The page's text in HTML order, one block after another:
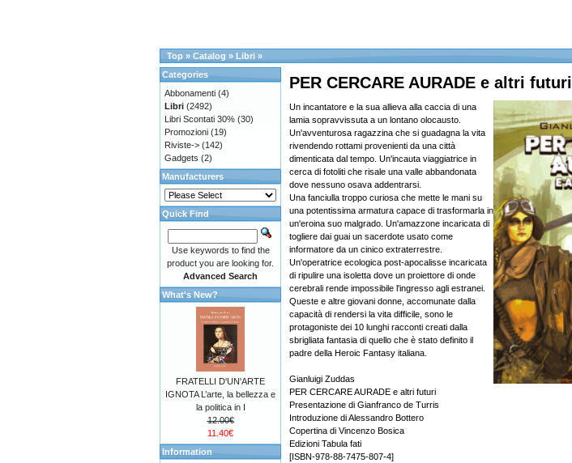
Top » Catalog » Libri »
PER CERCARE AURADE e altri futuri
Un incantatore e la sua allieva alla caccia di una
lamia sopravvissuta a un lontano olocausto.
Un'avventurosa ragazzina che si guadagna la vita
rivendendo rottami provenienti da una città
dimenticata dal tempo. Un'incauta viaggiatrice in
cerca di fotoliti che risale una valle abbandonata
dove nessuno osava addentrarsi.
Una fanciulla troppo curiosa che mette le mani su
una potentissima armatura capace di trasformarla in
un'eroina suo malgrado. Un'amazzone incaricata di
togliere dai guai un sacerdote usato come
informatore da un cinico extraterrestre.
Un'operatrice ecologica post-apocalisse incaricata
di ripulire una isoletta dove un proiettore di onde
cerebrali rende impossibile l'ingresso agli estranei.
Queste e altre giovani donne, accomunate dalla
capacità di rendersi la vita difficile, sono le
protagoniste dei 10 lunghi racconti creati dalla
sbrigliata fantasia di quello che è stato definito il
padre della Heroic Fantasy italiana.
Gianluigi Zuddas
PER CERCARE AURADE e altri futuri
Presentazione di Gianfranco de Turris
Introduzione di Alessandro Bottero
Copertina di Vincenzo Bosica
Edizioni Tabula fati
[ISBN-978-88-7475-807-4]
Categories
Abbonamenti (4)
Libri (2492)
Libri Scontati 30% (30)
Promozioni (19)
Riviste-> (142)
Gadgets (2)
Manufacturers
Quick Find
Use keywords to find the
product you are looking for.
Advanced Search
What's New?
FRATELLI D'UN'ARTE
IGNOTA L’arte, la bellezza e
la politica in I
12.00€
11.40€
Information